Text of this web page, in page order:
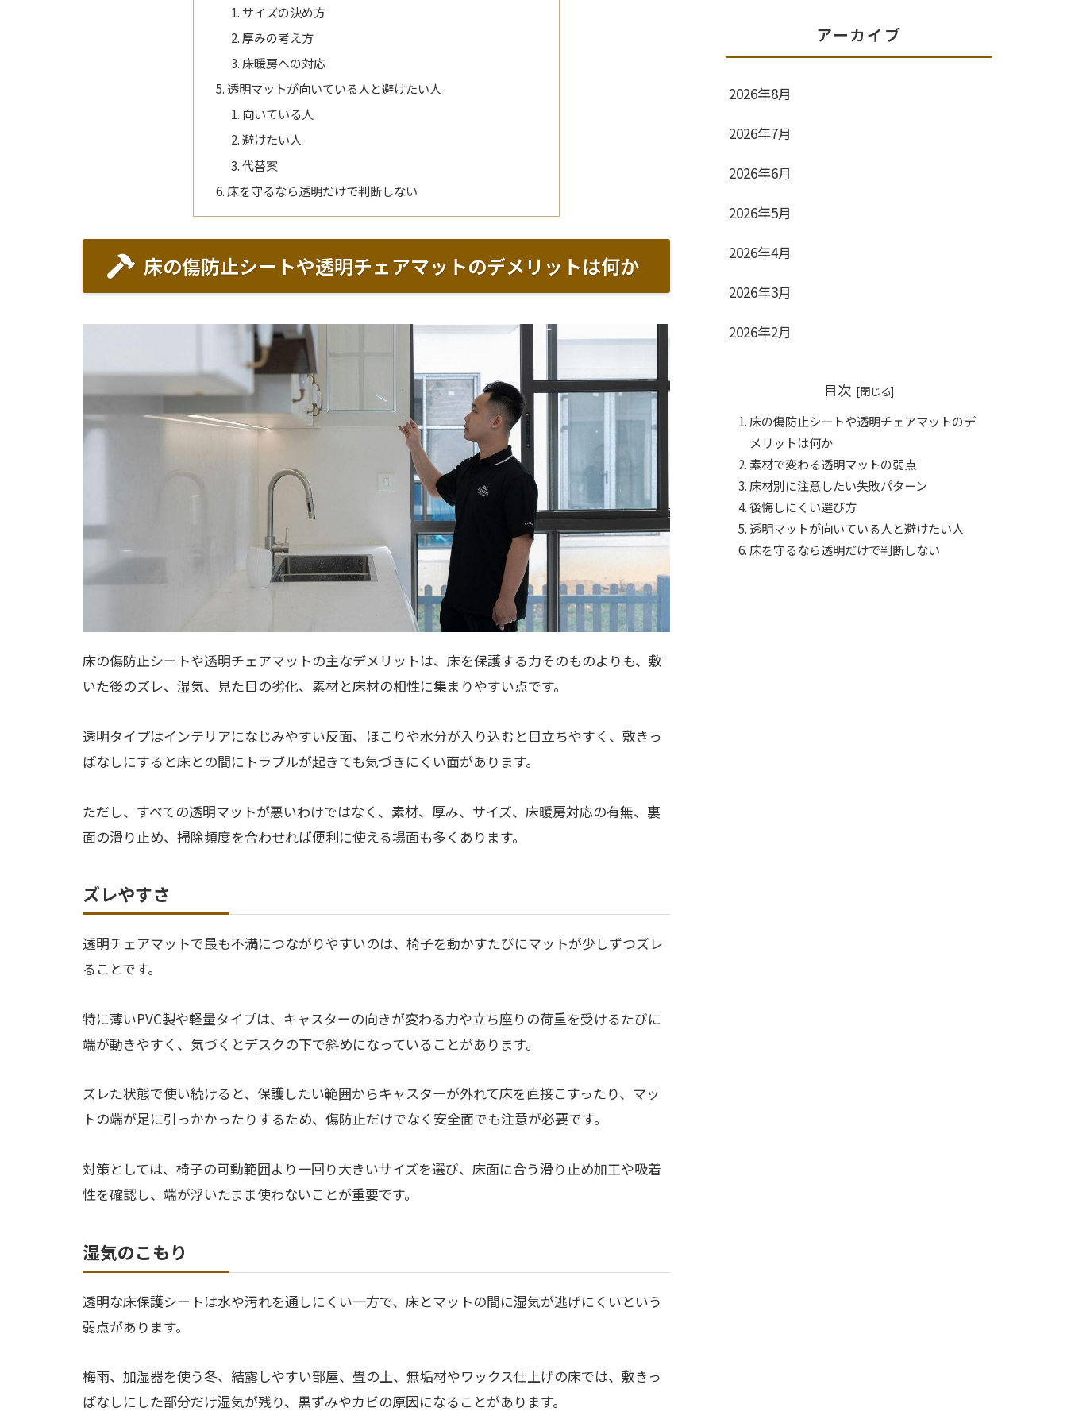
サイズの決め方
厚みの考え方
床暖房への対応
透明マットが向いている人と避けたい人
向いている人
避けたい人
代替案
床を守るなら透明だけで判断しない
床の傷防止シートや透明チェアマットのデメリットは何か
床の傷防止シートや透明チェアマットの主なデメリットは、床を保護する力そのものよりも、敷
いた後のズレ、湿気、見た目の劣化、素材と床材の相性に集まりやすい点です。
透明タイプはインテリアになじみやすい反面、ほこりや水分が入り込むと目立ちやすく、敷きっ
ぱなしにすると床との間にトラブルが起きても気づきにくい面があります。
ただし、すべての透明マットが悪いわけではなく、素材、厚み、サイズ、床暖房対応の有無、裏
面の滑り止め、掃除頻度を合わせれば便利に使える場面も多くあります。
ズレやすさ
透明チェアマットで最も不満につながりやすいのは、椅子を動かすたびにマットが少しずつズレ
ることです。
特に薄いPVC製や軽量タイプは、キャスターの向きが変わる力や立ち座りの荷重を受けるたびに
端が動きやすく、気づくとデスクの下で斜めになっていることがあります。
ズレた状態で使い続けると、保護したい範囲からキャスターが外れて床を直接こすったり、マッ
トの端が足に引っかかったりするため、傷防止だけでなく安全面でも注意が必要です。
対策としては、椅子の可動範囲より一回り大きいサイズを選び、床面に合う滑り止め加工や吸着
性を確認し、端が浮いたまま使わないことが重要です。
湿気のこもり
透明な床保護シートは水や汚れを通しにくい一方で、床とマットの間に湿気が逃げにくいという
弱点があります。
梅雨、加湿器を使う冬、結露しやすい部屋、畳の上、無垢材やワックス仕上げの床では、敷きっ
ぱなしにした部分だけ湿気が残り、黒ずみやカビの原因になることがあります。
アーカイブ
2026年8月
2026年7月
2026年6月
2026年5月
2026年4月
2026年3月
2026年2月
目次
床の傷防止シートや透明チェアマットのデ
メリットは何か
素材で変わる透明マットの弱点
床材別に注意したい失敗パターン
後悔しにくい選び方
透明マットが向いている人と避けたい人
床を守るなら透明だけで判断しない